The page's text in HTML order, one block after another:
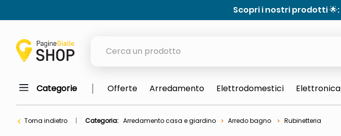
Scopri i nostri prodotti 🌟:
meme
Categorie Offerte Arredamento Elettrodomestici Elettronica
Torna indietro Categoria: Arredamento casa e giardino Arredo bagno Rubinetteria